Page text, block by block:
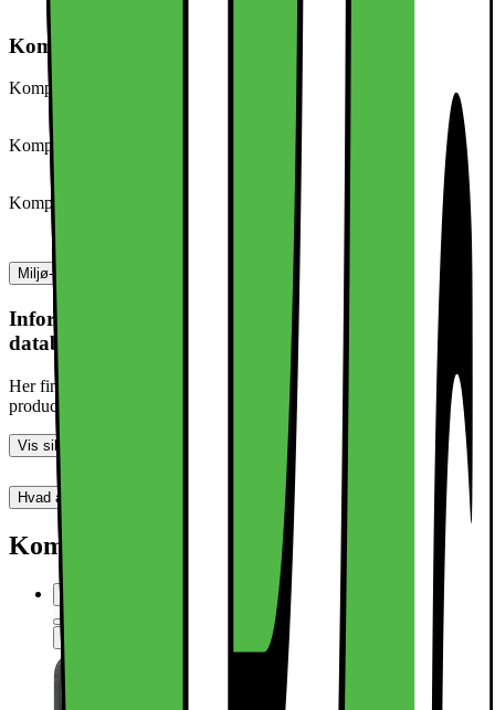
Kompatibilitet
Kompatibel med (produkttype)
Kompatibel med (model/serie)
iPhone 15
Kompatibel med (mærke)
Apple
Miljø- og sikkerhedsoplysninger
Information om produktsikkerhed og
databehandling
Her finder du information om generel produktsikkerhed og
producentinformation
Vis sikkerhedsoplysninger
Hvad andre synes (0) Dette produkt er endnu ikke blevet bedømt. 0
Kompatibel med
Sammenlign